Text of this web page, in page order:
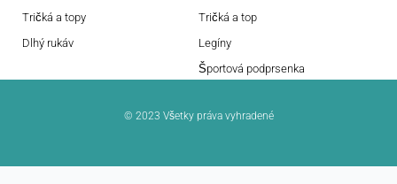
Tričká a topy
Dlhý rukáv
Tričká a top
Legíny
Športová podprsenka
© 2023 Všetky práva vyhradené